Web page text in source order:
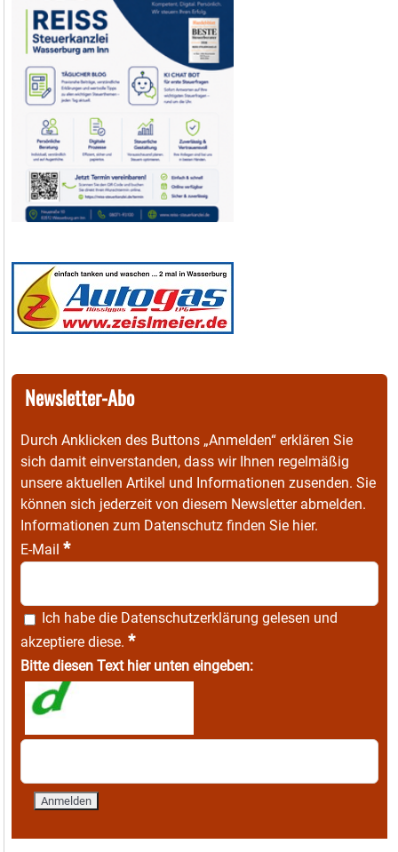
Newsletter-Abo
Durch Anklicken des Buttons „Anmelden“ erklären Sie
sich damit einverstanden, dass wir Ihnen regelmäßig
unsere aktuellen Artikel und Informationen zusenden. Sie
können sich jederzeit von diesem Newsletter abmelden.
Informationen zum Datenschutz finden Sie hier.
E-Mail *
Ich habe die Datenschutzerklärung gelesen und
akzeptiere diese. *
Bitte diesen Text hier unten eingeben: